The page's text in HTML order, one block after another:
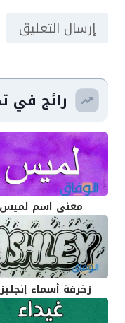
رائج في
معنى اسم لميس
زخرفة أسماء